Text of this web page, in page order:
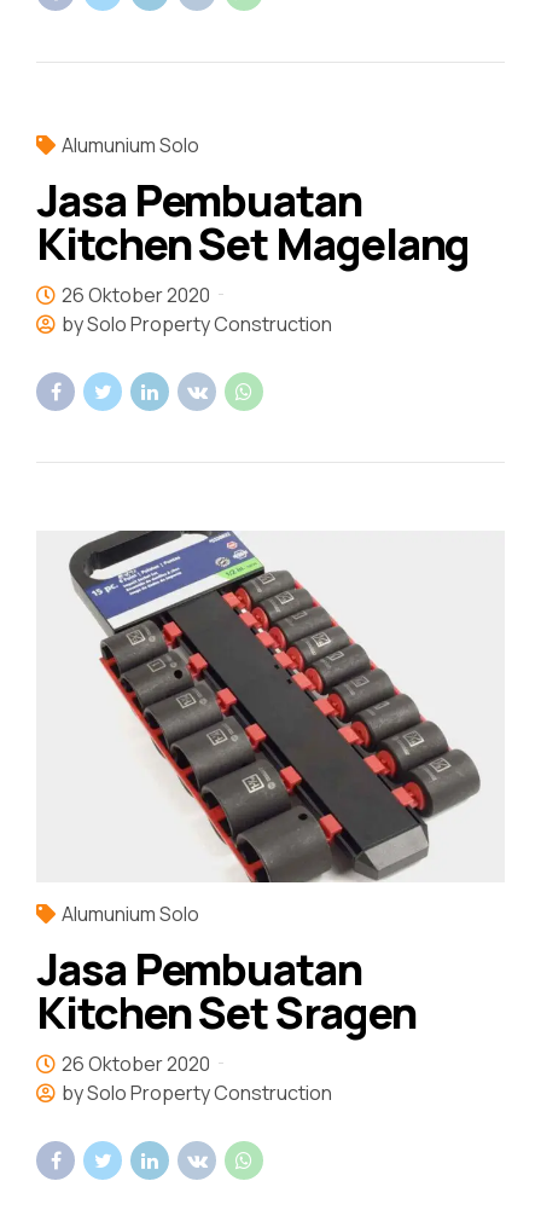
Alumunium Solo
Jasa Pembuatan
Kitchen Set Magelang
26 Oktober 2020
by Solo Property Construction
Alumunium Solo
Jasa Pembuatan
Kitchen Set Sragen
26 Oktober 2020
by Solo Property Construction